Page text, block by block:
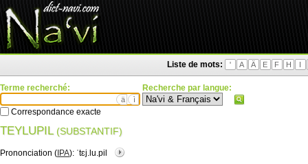
Liste de mots: ' A Ä E F H I
Terme recherché:
ä ì
Correspondance exacte
Recherche par langue:
TEYLUPIL (SUBSTANTIF)
Prononciation ( IPA): ˈtɛj.lu.pil